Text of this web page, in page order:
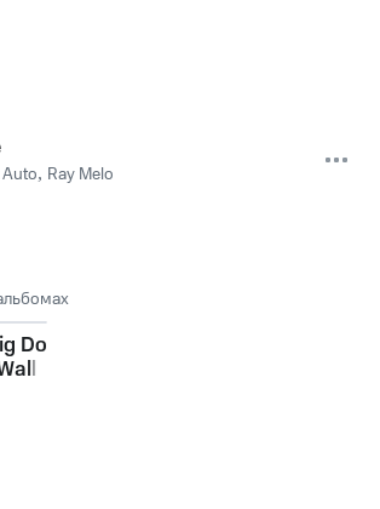
, Ray Melo
Dog: